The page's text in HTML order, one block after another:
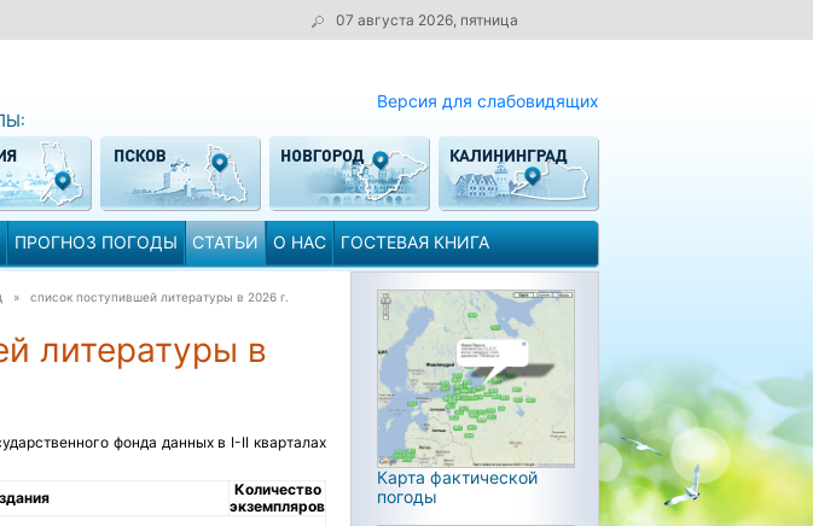
07 августа 2026, пятница
Версия для слабовидящих
ПРОГНОЗ ПОГОДЫ СТАТЬИ О НАС ГОСТЕВАЯ КНИГА
» список поступившей литературы в 2026 г.
литературы в
фонда данных в I-II кварталах
Количество
экземпляров
Карта фактической
погоды